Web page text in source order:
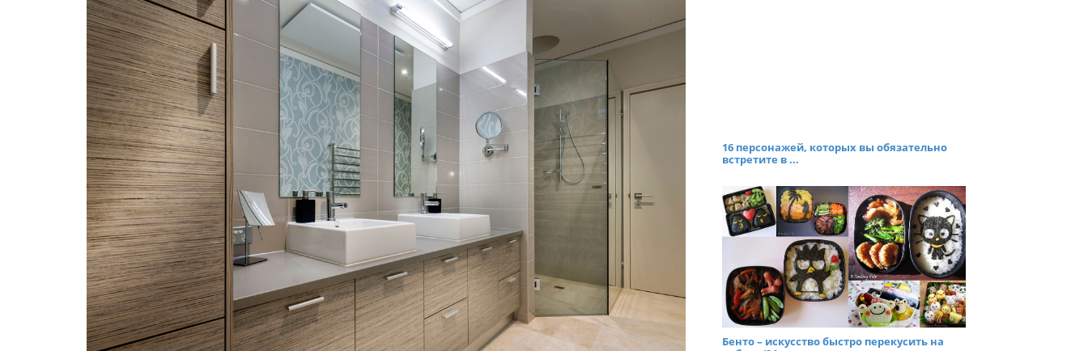
16 персонажей, которых вы обязательно
встретите в ...
Бенто – искусство быстро перекусить на